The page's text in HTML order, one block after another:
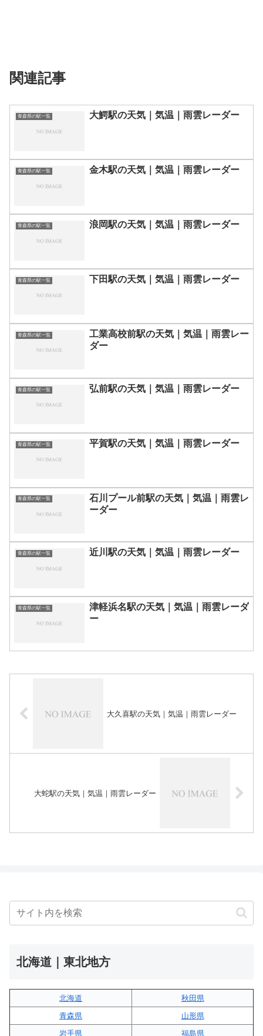
関連記事
青森県の駅一覧 大鰐駅の天気｜気温｜雨雲レーダー
青森県の駅一覧 金木駅の天気｜気温｜雨雲レーダー
青森県の駅一覧 浪岡駅の天気｜気温｜雨雲レーダー
青森県の駅一覧 下田駅の天気｜気温｜雨雲レーダー
青森県の駅一覧
工業高校前駅の天気｜気温｜雨雲レー
ダー
青森県の駅一覧 弘前駅の天気｜気温｜雨雲レーダー
青森県の駅一覧 平賀駅の天気｜気温｜雨雲レーダー
青森県の駅一覧
石川プール前駅の天気｜気温｜雨雲レ
ーダー
青森県の駅一覧 近川駅の天気｜気温｜雨雲レーダー
青森県の駅一覧
津軽浜名駅の天気｜気温｜雨雲レーダ
ー
大久喜駅の天気｜気温｜雨雲レーダー
大蛇駅の天気｜気温｜雨雲レーダー
北海道｜東北地方
北海道
秋田県
青森県
山形県
岩手県
福島県